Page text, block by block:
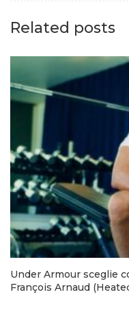
Related posts
Under Armour sceglie
François Arnaud